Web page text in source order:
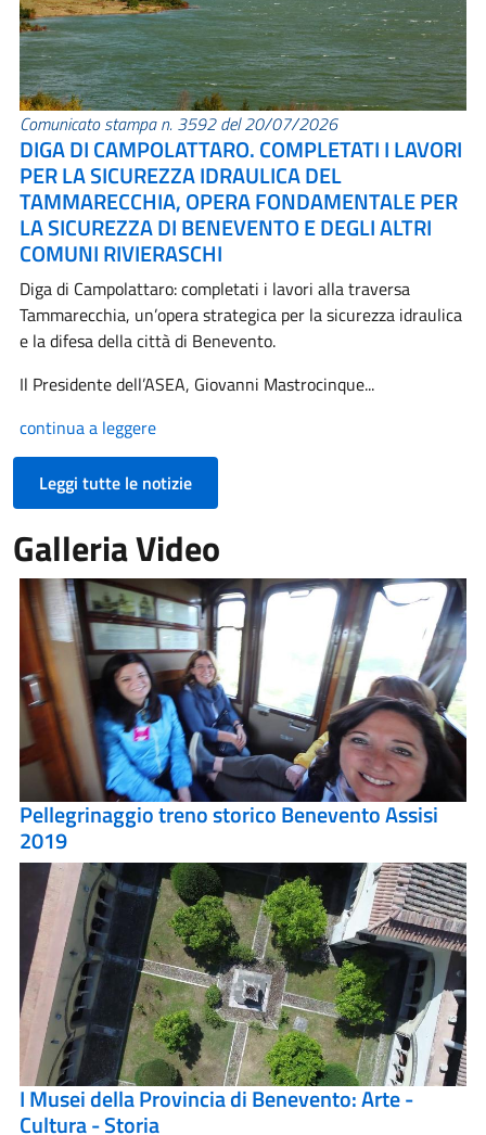
Comunicato stampa n. 3592 del 20/07/2026
DIGA DI CAMPOLATTARO. COMPLETATI I LAVORI
PER LA SICUREZZA IDRAULICA DEL
TAMMARECCHIA, OPERA FONDAMENTALE PER
LA SICUREZZA DI BENEVENTO E DEGLI ALTRI
COMUNI RIVIERASCHI
Diga di Campolattaro: completati i lavori alla traversa
Tammarecchia, un’opera strategica per la sicurezza idraulica
e la difesa della città di Benevento.
Il Presidente dell’ASEA, Giovanni Mastrocinque...
continua a leggere
Leggi tutte le notizie
Galleria Video
Pellegrinaggio treno storico Benevento Assisi
2019
I Musei della Provincia di Benevento: Arte -
Cultura - Storia